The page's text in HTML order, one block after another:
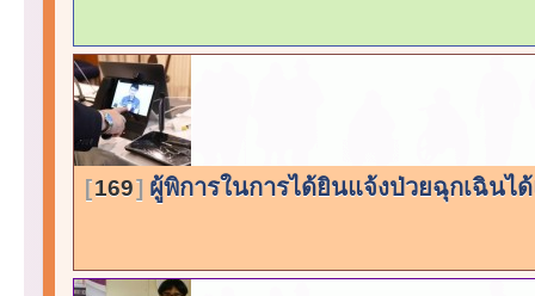
169 ผู้พิการในการได้ยินแจ้งป่วยฉุกเฉินไ